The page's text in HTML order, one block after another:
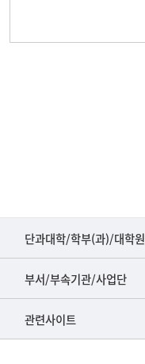
단과대학/학부(과)/대학원
■인문대학
▷국어국문학부
▷일본어·일본학과
부서/부속기관/사업단
공동기기센터
공학교육혁신센터
관련사이트
건강가정지원센터
교수협의회